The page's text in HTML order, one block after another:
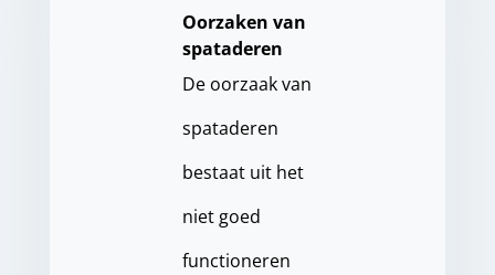
Oorzaken van
spataderen
De oorzaak van
spataderen
bestaat uit het
niet goed
functioneren